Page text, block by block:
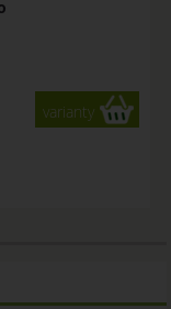
varianty